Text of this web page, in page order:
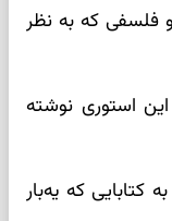
فلسفی که به نظر
استوری نوشته
کتابایی که یه‌بار